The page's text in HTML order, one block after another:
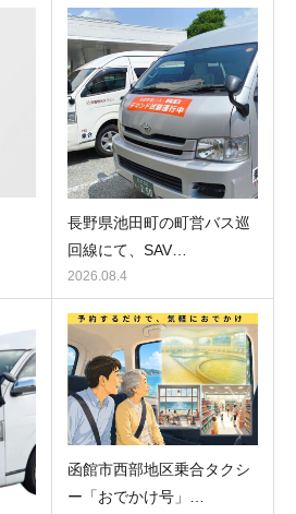
長野県池田町の町営バス巡
回線にて、SAV…
2026.08.4
函館市西部地区乗合タクシ
ー「おでかけ号」…